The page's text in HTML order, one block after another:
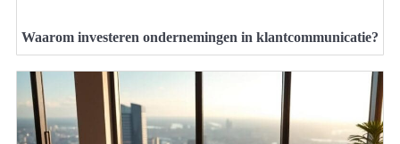
Waarom investeren ondernemingen in klantcommunicatie?